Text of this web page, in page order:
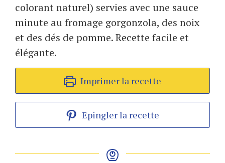
colorant naturel) servies avec une sauce
minute au fromage gorgonzola, des noix
et des dés de pomme. Recette facile et
élégante.
Imprimer la recette
Epingler la recette